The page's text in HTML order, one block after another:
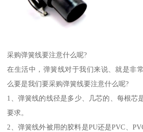
采购弹簧线要注意什么呢?
在生活中，弹簧线对于我们来说、就是非
么要是我们要采购弹簧线要注意什么呢?
1、弹簧线的线径是多少、几芯的、每根芯
要求。
2、弹簧线外被用的胶料是PU还是PVC、